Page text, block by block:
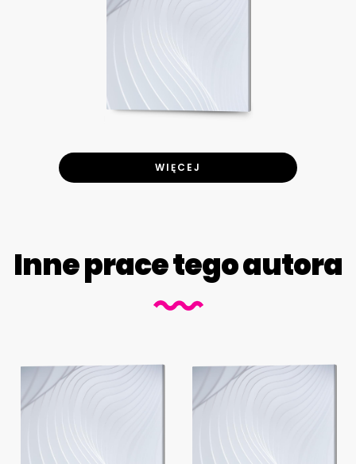
WIĘCEJ
Inne prace tego autora